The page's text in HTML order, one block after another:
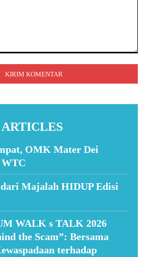
OMK Mater Dei
Majalah HIDUP Edisi
WALK s TALK 2026
the Scam”: Bersama
terhadap